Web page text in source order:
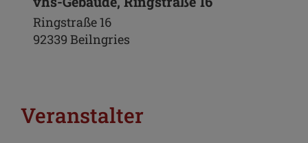
Ringstraße 16
92339 Beilngries
Veranstalter